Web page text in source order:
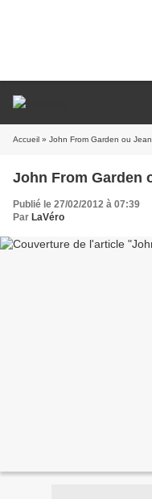
Accueil » John From Garden ou
John From Garden
Publié le 27/02/2012 à 07:39
Par LaVéro